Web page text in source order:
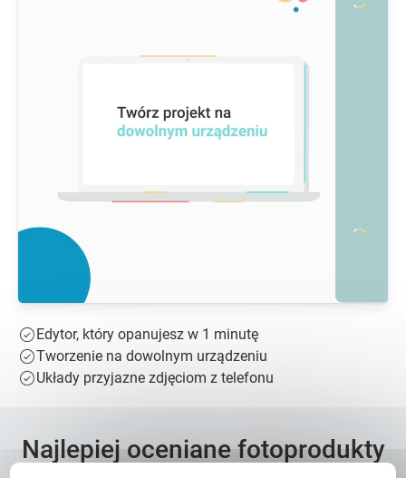
Edytor, który opanujesz w 1 minutę
Tworzenie na dowolnym urządzeniu
Układy przyjazne zdjęciom z telefonu
Najlepiej oceniane fotoprodukty